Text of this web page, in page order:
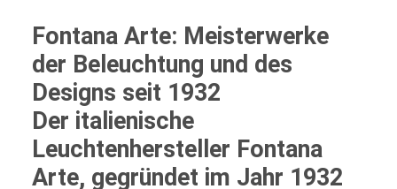
Fontana Arte: Meisterwerke
der Beleuchtung und des
Designs seit 1932
Der italienische
Leuchtenhersteller Fontana
Arte, gegründet im Jahr 1932